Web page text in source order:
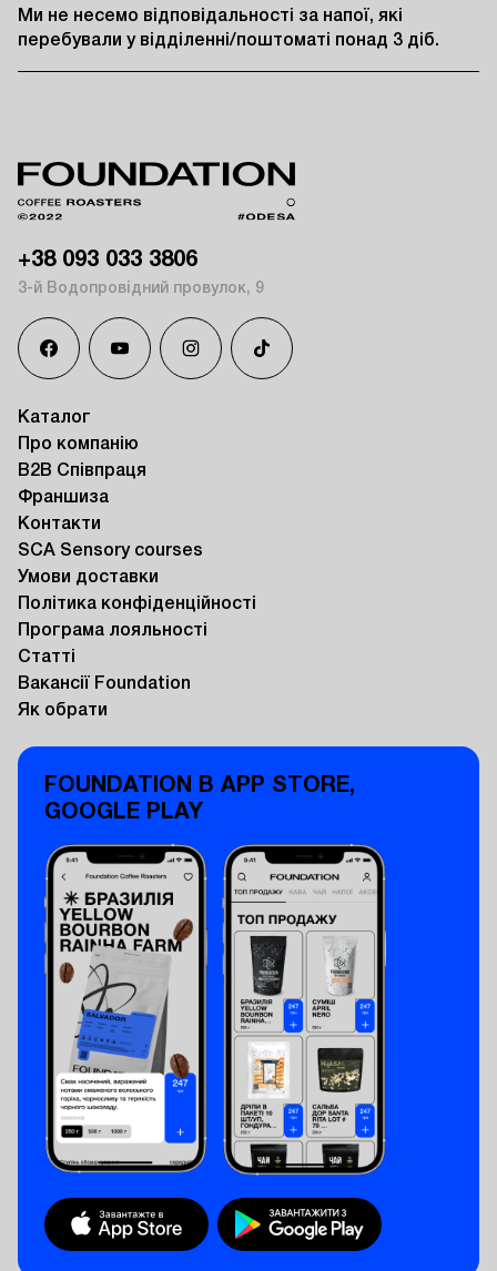
Ми не несемо відповідальності за напої, які
перебували у відділенні/поштоматі понад 3 діб.
+38 093 033 3806
3-й Водопровідний провулок, 9
Каталог
Про компанію
B2B Співпраця
Франшиза
Контакти
SCA Sensory courses
Умови доставки
Політика конфіденційності
Програма лояльності
Статті
Вакансії Foundation
Як обрати
FOUNDATION В APP STORE,
GOOGLE PLAY